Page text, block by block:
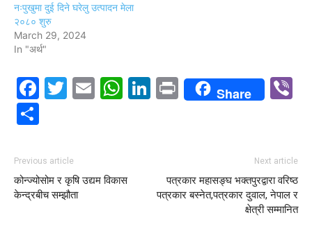
नःपुखुमा दुई दिने घरेलु उत्पादन मेला
२०८० शुरु
March 29, 2024
In "अर्थ"
Facebook
Twitter
EmailWhatsApp
LinkedIn
PrintShare
Previous article
कोन्ज्योसोम र कृषि उद्यम विकास
केन्द्रबीच सम्झौता
Next article
पत्रकार महासङ्घ भक्तपुरद्वारा वरिष्ठ
पत्रकार बस्नेत,पत्रकार दुवाल, नेपाल र
क्षेत्री सम्मानित